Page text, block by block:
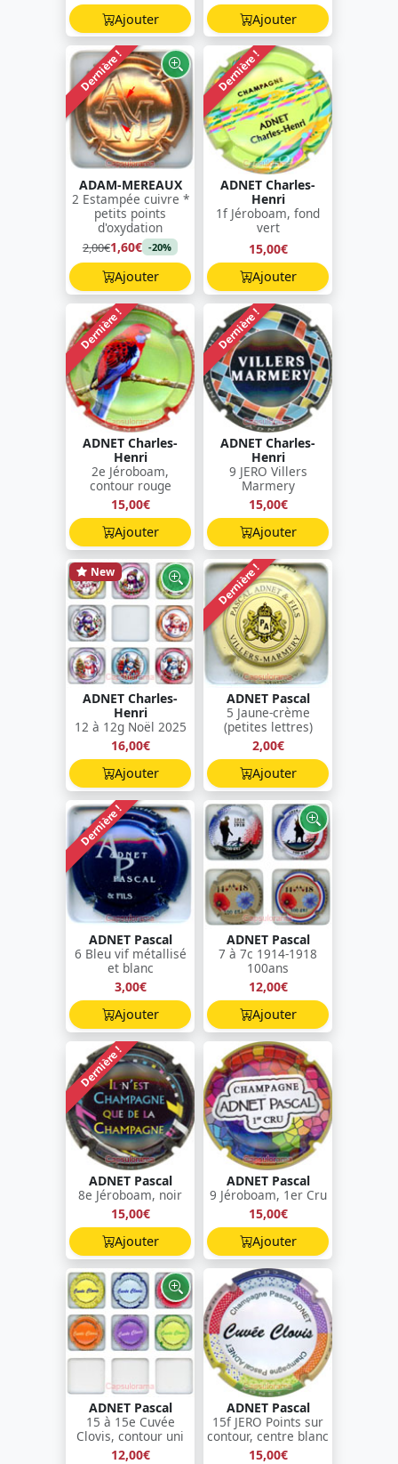
Ajouter
Ajouter
Dernière !
ADAM-MEREAUX
2 Estampée cuivre *
petits points
d'oxydation
2,00€1,60€ -20%
Ajouter
Dernière !
ADNET Charles-
Henri
1f Jéroboam, fond
vert
15,00€
Ajouter
Dernière !
ADNET Charles-
Henri
2e Jéroboam,
contour rouge
15,00€
Ajouter
Dernière !
ADNET Charles-
Henri
9 JERO Villers
Marmery
15,00€
Ajouter
New
ADNET Charles-
Henri
12 à 12g Noël 2025
16,00€
Ajouter
Dernière !
ADNET Pascal
5 Jaune-crème
(petites lettres)
2,00€
Ajouter
Dernière !
ADNET Pascal
6 Bleu vif métallisé
et blanc
3,00€
Ajouter
ADNET Pascal
7 à 7c 1914-1918
100ans
12,00€
Ajouter
Dernière !
ADNET Pascal
8e Jéroboam, noir
15,00€
Ajouter
ADNET Pascal
9 Jéroboam, 1er Cru
15,00€
Ajouter
ADNET Pascal
15 à 15e Cuvée
Clovis, contour uni
12,00€
ADNET Pascal
15f JERO Points sur
contour, centre blanc
15,00€